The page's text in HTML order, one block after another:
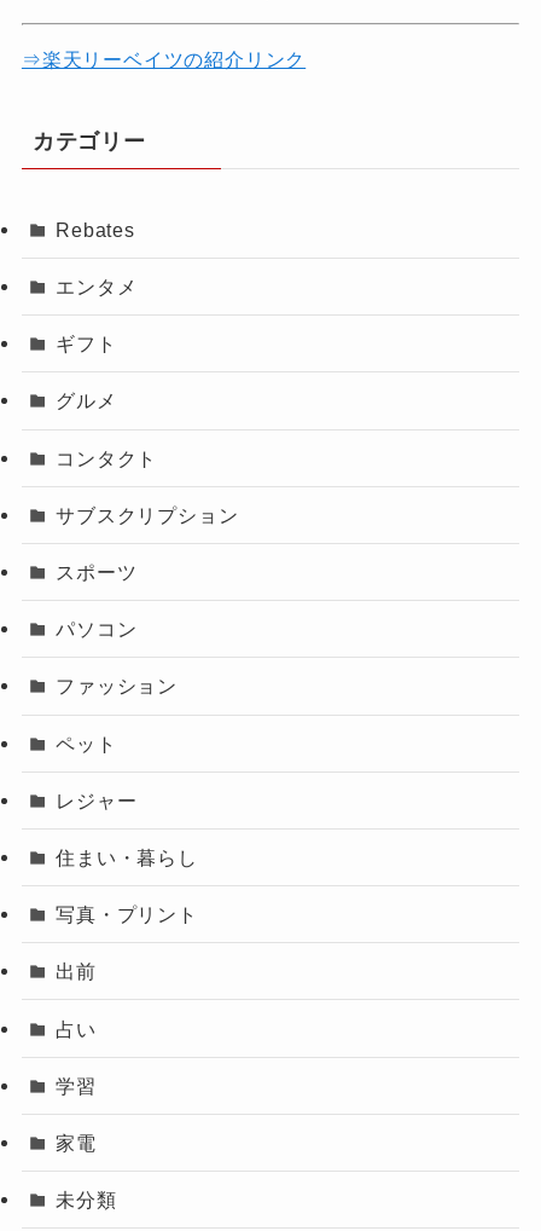
⇒楽天リーベイツの紹介リンク
カテゴリー
Rebates
エンタメ
ギフト
グルメ
コンタクト
サブスクリプション
スポーツ
パソコン
ファッション
ペット
レジャー
住まい・暮らし
写真・プリント
出前
占い
学習
家電
未分類